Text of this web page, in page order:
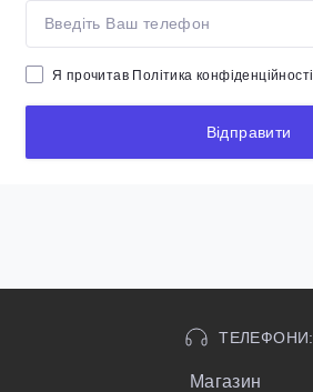
Я прочитав Політика конфіденційності
Відправити
ТЕЛЕФОНИ:
Магазин